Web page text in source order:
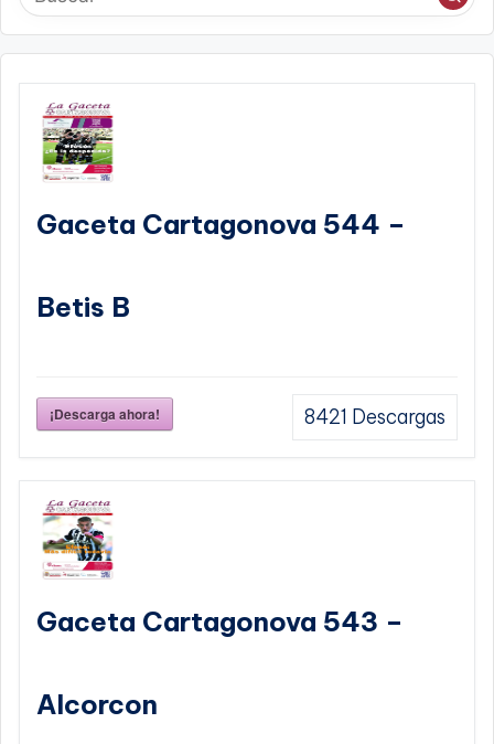
Gaceta Cartagonova 544 –
Betis B
¡Descarga ahora! 8421 Descargas
Gaceta Cartagonova 543 –
Alcorcon